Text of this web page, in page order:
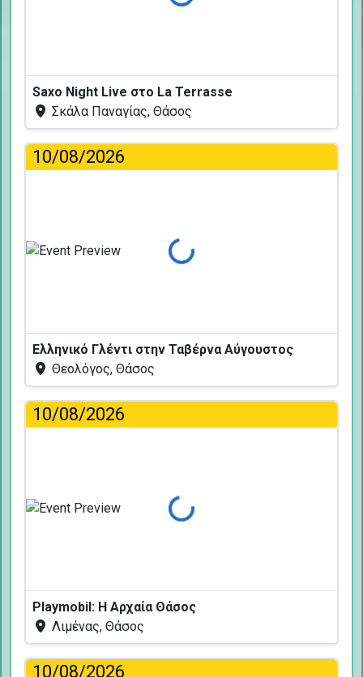
Saxo Night Live στο La Terrasse
Σκάλα Παναγίας, Θάσος
10/08/2026
Φόρτωση...
Ελληνικό Γλέντι στην Ταβέρνα Αύγουστος
Θεολόγος, Θάσος
10/08/2026
Φόρτωση...
Playmobil: Η Αρχαία Θάσος
Λιμένας, Θάσος
10/08/2026